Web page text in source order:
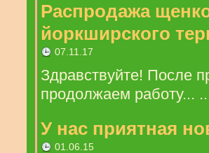
Распродажа
йоркширского
07.11.17
Здравствуйте! После
продолжаем работу...
У нас приятная
01.06.15